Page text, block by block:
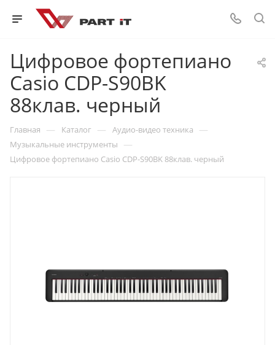
Цифровое фортепиано
Casio CDP-S90BK
88клав. черный
Главная — Каталог — Аудио-видео техника —
Музыкальные инструменты —
Цифровое фортепиано Casio CDP-S90BK 88клав. черный